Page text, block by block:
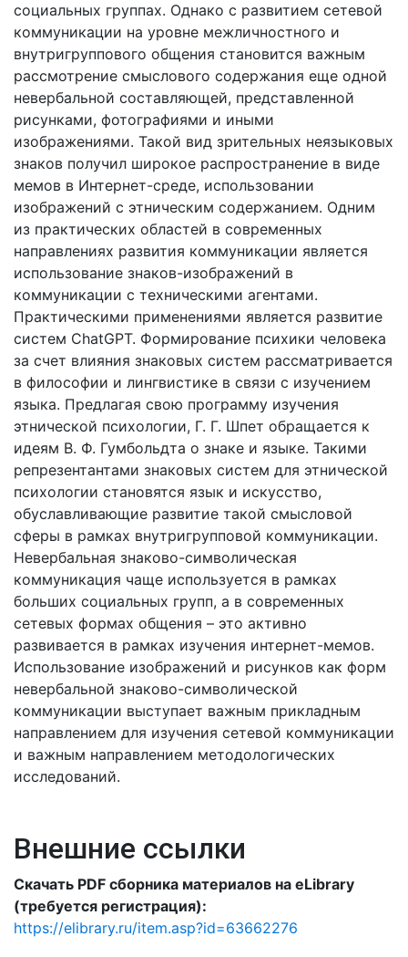
социальных группах. Однако с развитием сетевой
коммуникации на уровне межличностного и
внутригруппового общения становится важным
рассмотрение смыслового содержания еще одной
невербальной составляющей, представленной
рисунками, фотографиями и иными
изображениями. Такой вид зрительных неязыковых
знаков получил широкое распространение в виде
мемов в Интернет-среде, использовании
изображений с этническим содержанием. Одним
из практических областей в современных
направлениях развития коммуникации является
использование знаков-изображений в
коммуникации с техническими агентами.
Практическими применениями является развитие
систем ChatGPT. Формирование психики человека
за счет влияния знаковых систем рассматривается
в философии и лингвистике в связи с изучением
языка. Предлагая свою программу изучения
этнической психологии, Г. Г. Шпет обращается к
идеям В. Ф. Гумбольдта о знаке и языке. Такими
репрезентантами знаковых систем для этнической
психологии становятся язык и искусство,
обуславливающие развитие такой смысловой
сферы в рамках внутригрупповой коммуникации.
Невербальная знаково-символическая
коммуникация чаще используется в рамках
больших социальных групп, а в современных
сетевых формах общения – это активно
развивается в рамках изучения интернет-мемов.
Использование изображений и рисунков как форм
невербальной знаково-символической
коммуникации выступает важным прикладным
направлением для изучения сетевой коммуникации
и важным направлением методологических
исследований.
Внешние ссылки
Скачать PDF сборника материалов на eLibrary
(требуется регистрация):
https://elibrary.ru/item.asp?id=63662276